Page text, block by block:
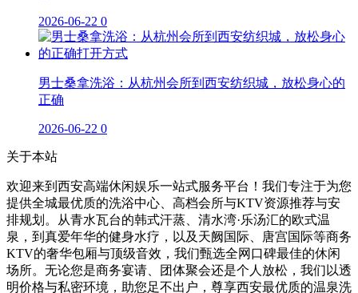
2026-06-22 0
男士桑拿洗浴：从杭州会所到西安纺织城，放松身心的
正确
2026-06-22 0
关于本站
欢迎来到西安高端休闲娱乐一站式服务平台！我们专注于为您
提供全城最优质的洗浴中心、高档会所与KTV资源推荐与安
排规划。从青水瓦台的韩式汗蒸、清水湾·乐汤汇的欧式温
泉，到真爱年华的健身水疗，以及天阙国际、唐宫国际等商务
KTV的奢华包厢与顶级音效，我们甄选全网口碑最佳的休闲
场所。无论您是商务宴请、团体聚会还是个人放松，我们以透
明价格与私密环境，助您足不出户，尊享西安最优质的温泉洗